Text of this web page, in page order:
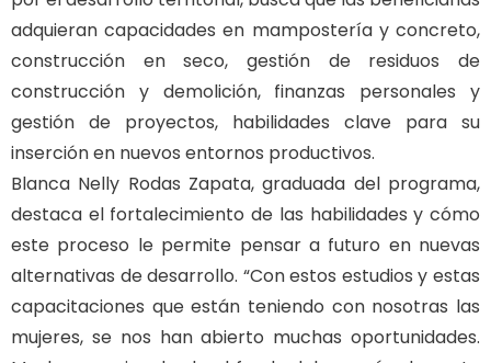
adquieran capacidades en mampostería y concreto,
construcción en seco, gestión de residuos de
construcción y demolición, finanzas personales y
gestión de proyectos, habilidades clave para su
inserción en nuevos entornos productivos.
Blanca Nelly Rodas Zapata, graduada del programa,
destaca el fortalecimiento de las habilidades y cómo
este proceso le permite pensar a futuro en nuevas
alternativas de desarrollo. “Con estos estudios y estas
capacitaciones que están teniendo con nosotras las
mujeres, se nos han abierto muchas oportunidades.